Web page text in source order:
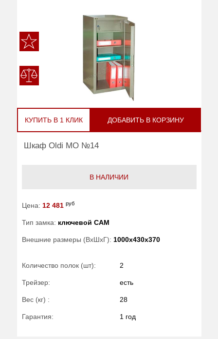
КУПИТЬ В 1 КЛИК ДОБАВИТЬ В КОРЗИНУ
Шкаф Oldi МО №14
В НАЛИЧИИ
Цена: 12 481 руб
Тип замка: ключевой САМ
Внешние размеры (ВхШхГ): 1000x430x370
Количество полок (шт): 2
Трейзер: есть
Вес (кг) : 28
Гарантия: 1 год